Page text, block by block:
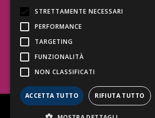
Segui lo Studio EDG sui social.
Invia messaggio
T. 06.3232914
info@edg.legal
Privacy Policy|Cookie Policy
STRETTAMENTE NECESSARI
PERFORMANCE
TARGETING
FUNZIONALITÀ
NON CLASSIFICATI
ACCETTA TUTTO RIFIUTA TUTTO